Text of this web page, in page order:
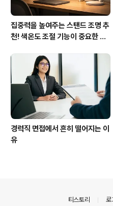
집중력을 높여주는 스탠드 조명 추
천! 색온도 조절 기능이 중요한 이
경력직 면접에서 흔히 떨어지는 이
유
티스토리 로